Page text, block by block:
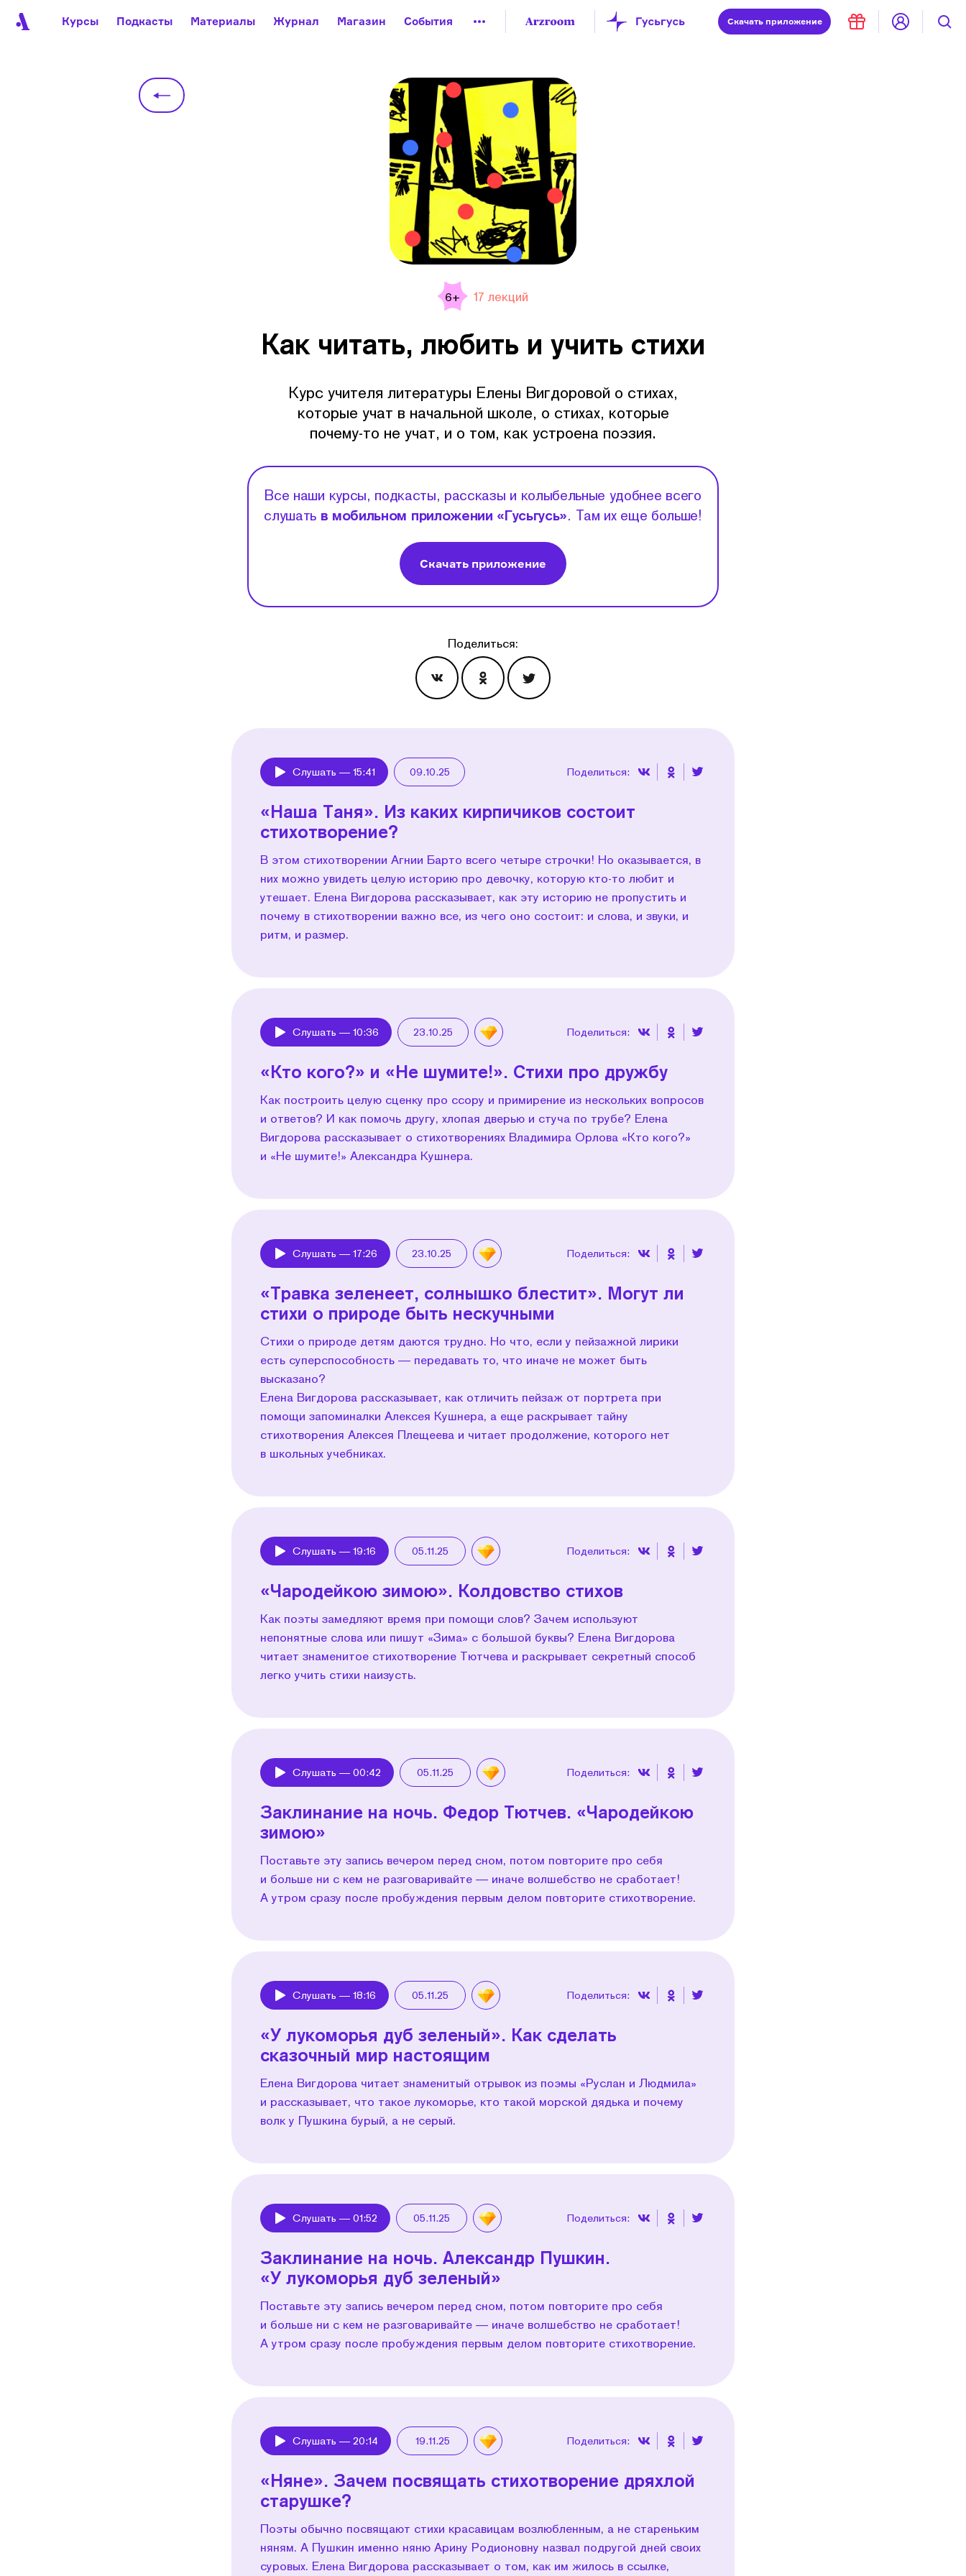
Курсы Подкасты Материалы Журнал Магазин События Скачать приложение
Русский язык от «гой еси» до «лол кек»
Русское искусство XX века
Русская литература XX века
6+ 17 лекций
Как читать, любить и учить стихи
Курс учителя литературы Елены Вигдоровой о стихах,
которые учат в начальной школе, о стихах, которые
почему-то не учат, и о том, как устроена поэзия.
Все наши курсы, подкасты, рассказы и колыбельные удобнее всего
слушать в мобильном приложении «Гусьгусь». Там их еще больше!
Скачать приложение
Поделиться:
Play
Слушать — 15:41 09.10.25 Поделиться:
«Наша Таня». Из каких кирпичиков состоит
стихотворение?
В этом стихотворении Агнии Барто всего четыре строчки! Но оказывается, в
них можно увидеть целую историю про девочку, которую кто-то любит и
утешает. Елена Вигдорова рассказывает, как эту историю не пропустить и
почему в стихотворении важно все, из чего оно состоит: и слова, и звуки, и
ритм, и размер.
Play
Слушать — 10:36 23.10.25 Поделиться:
«Кто кого?» и «Не шумите!». Стихи про дружбу
Как построить целую сценку про ссору и примирение из нескольких вопросов
и ответов? И как помочь другу, хлопая дверью и стуча по трубе? Елена
Вигдорова рассказывает о стихотворениях Владимира Орлова «Кто кого?»
и «Не шумите!» Александра Кушнера.
Play
Слушать — 17:26 23.10.25 Поделиться:
«Травка зеленеет, солнышко блестит». Могут ли
стихи о природе быть нескучными
Стихи о природе детям даются трудно. Но что, если у пейзажной лирики
есть суперспособность — передавать то, что иначе не может быть
высказано?
Елена Вигдорова рассказывает, как отличить пейзаж от портрета при
помощи запоминалки Алексея Кушнера, а еще раскрывает тайну
стихотворения Алексея Плещеева и читает продолжение, которого нет
в школьных учебниках.
Play
Слушать — 19:16 05.11.25 Поделиться:
«Чародейкою зимою». Колдовство стихов
Как поэты замедляют время при помощи слов? Зачем используют
непонятные слова или пишут «Зима» с большой буквы? Елена Вигдорова
читает знаменитое стихотворение Тютчева и раскрывает секретный способ
легко учить стихи наизусть.
Play
Слушать — 00:42 05.11.25 Поделиться:
Заклинание на ночь. Федор Тютчев. «Чародейкою
зимою»
Поставьте эту запись вечером перед сном, потом повторите про себя
и больше ни с кем не разговаривайте — иначе волшебство не сработает!
А утром сразу после пробуждения первым делом повторите стихотворение.
Play
Слушать — 18:16 05.11.25 Поделиться:
«У лукоморья дуб зеленый». Как сделать
сказочный мир настоящим
Елена Вигдорова читает знаменитый отрывок из поэмы «Руслан и Людмила»
и рассказывает, что такое лукоморье, кто такой морской дядька и почему
волк у Пушкина бурый, а не серый.
Play
Слушать — 01:52 05.11.25 Поделиться:
Заклинание на ночь. Александр Пушкин.
«У лукоморья дуб зеленый»
Поставьте эту запись вечером перед сном, потом повторите про себя
и больше ни с кем не разговаривайте — иначе волшебство не сработает!
А утром сразу после пробуждения первым делом повторите стихотворение.
Play
Слушать — 20:14 19.11.25 Поделиться:
«Няне». Зачем посвящать стихотворение дряхлой
старушке?
Поэты обычно посвящают стихи красавицам возлюбленным, а не стареньким
няням. А Пушкин именно няню Арину Родионовну назвал подругой дней своих
суровых. Елена Вигдорова рассказывает о том, как им жилось в ссылке,